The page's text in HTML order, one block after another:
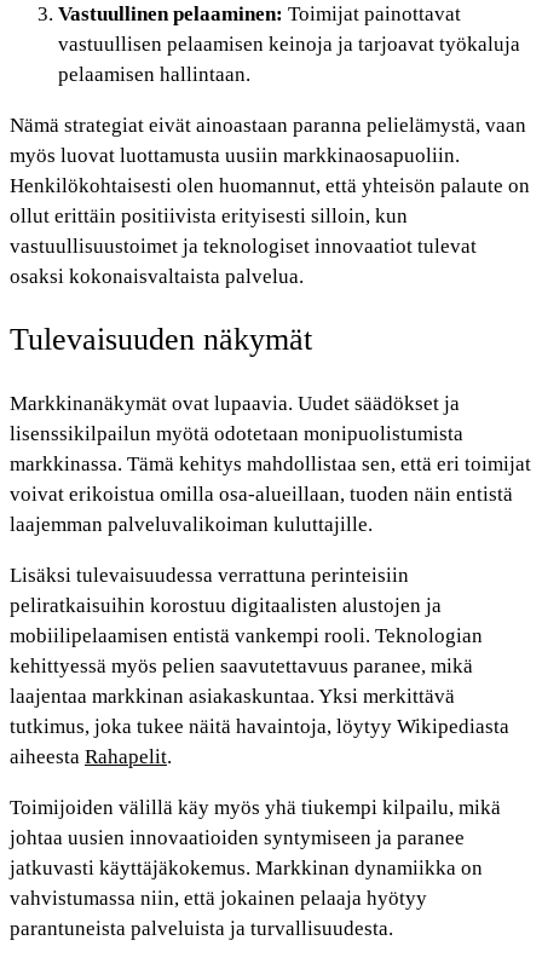
Vastuullinen pelaaminen: Toimijat painottavat
vastuullisen pelaamisen keinoja ja tarjoavat työkaluja
pelaamisen hallintaan.
Nämä strategiat eivät ainoastaan paranna pelielämystä, vaan
myös luovat luottamusta uusiin markkinaosapuoliin.
Henkilökohtaisesti olen huomannut, että yhteisön palaute on
ollut erittäin positiivista erityisesti silloin, kun
vastuullisuustoimet ja teknologiset innovaatiot tulevat
osaksi kokonaisvaltaista palvelua.
Tulevaisuuden näkymät
Markkinanäkymät ovat lupaavia. Uudet säädökset ja
lisenssikilpailun myötä odotetaan monipuolistumista
markkinassa. Tämä kehitys mahdollistaa sen, että eri toimijat
voivat erikoistua omilla osa-alueillaan, tuoden näin entistä
laajemman palveluvalikoiman kuluttajille.
Lisäksi tulevaisuudessa verrattuna perinteisiin
peliratkaisuihin korostuu digitaalisten alustojen ja
mobiilipelaamisen entistä vankempi rooli. Teknologian
kehittyessä myös pelien saavutettavuus paranee, mikä
laajentaa markkinan asiakaskuntaa. Yksi merkittävä
tutkimus, joka tukee näitä havaintoja, löytyy Wikipediasta
aiheesta Rahapelit.
Toimijoiden välillä käy myös yhä tiukempi kilpailu, mikä
johtaa uusien innovaatioiden syntymiseen ja paranee
jatkuvasti käyttäjäkokemus. Markkinan dynamiikka on
vahvistumassa niin, että jokainen pelaaja hyötyy
parantuneista palveluista ja turvallisuudesta.